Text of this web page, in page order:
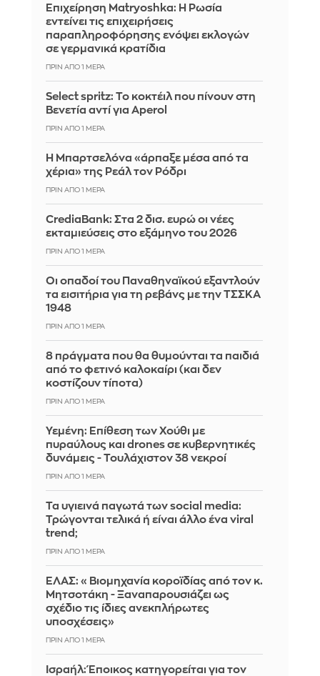
Επιχείρηση Matryoshka: Η Ρωσία
εντείνει τις επιχειρήσεις
παραπληροφόρησης ενόψει εκλογών
σε γερμανικά κρατίδια
ΠΡΙΝ ΑΠΌ 1 ΜΈΡΑ
Select spritz: Το κοκτέιλ που πίνουν στη
Βενετία αντί για Aperol
ΠΡΙΝ ΑΠΌ 1 ΜΈΡΑ
Η Μπαρτσελόνα «άρπαξε μέσα από τα
χέρια» της Ρεάλ τον Ρόδρι
ΠΡΙΝ ΑΠΌ 1 ΜΈΡΑ
CrediaBank: Στα 2 δισ. ευρώ οι νέες
εκταμιεύσεις στο εξάμηνο του 2026
ΠΡΙΝ ΑΠΌ 1 ΜΈΡΑ
Οι οπαδοί του Παναθηναϊκού εξαντλούν
τα εισιτήρια για τη ρεβάνς με την ΤΣΣΚΑ
1948
ΠΡΙΝ ΑΠΌ 1 ΜΈΡΑ
8 πράγματα που θα θυμούνται τα παιδιά
από το φετινό καλοκαίρι (και δεν
κοστίζουν τίποτα)
ΠΡΙΝ ΑΠΌ 1 ΜΈΡΑ
Υεμένη: Επίθεση των Χούθι με
πυραύλους και drones σε κυβερνητικές
δυνάμεις - Τουλάχιστον 38 νεκροί
ΠΡΙΝ ΑΠΌ 1 ΜΈΡΑ
Τα υγιεινά παγωτά των social media:
Τρώγονται τελικά ή είναι άλλο ένα viral
trend;
ΠΡΙΝ ΑΠΌ 1 ΜΈΡΑ
ΕΛΑΣ: «Βιομηχανία κοροϊδίας από τον κ.
Μητσοτάκη - Ξαναπαρουσιάζει ως
σχέδιο τις ίδιες ανεκπλήρωτες
υποσχέσεις»
ΠΡΙΝ ΑΠΌ 1 ΜΈΡΑ
Ισραήλ: Έποικος κατηγορείται για τον